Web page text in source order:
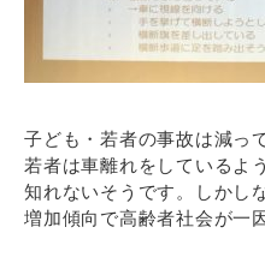
子ども・若者の事故は減っ
若者は車離れをしているよ
知れないそうです。しかし
増加傾向で高齢者社会が一